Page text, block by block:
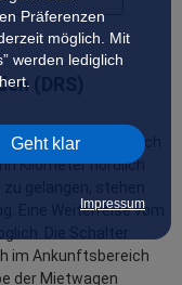
Präferenzen
möglich. Mit
werden lediglich
Geht klar
Impressum
(DRS)
nationale als auch
Kilometer nördlich
gelangen, stehen
Eine Weiterreise vom
Die Schalter
im Ankunftsbereich
der Mietwagen